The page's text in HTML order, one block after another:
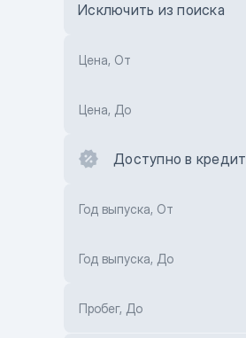
Исключить из поиска
Цена, От
Цена, До
Доступно в кредит
Год выпуска, От
Год выпуска, До
Пробег, До